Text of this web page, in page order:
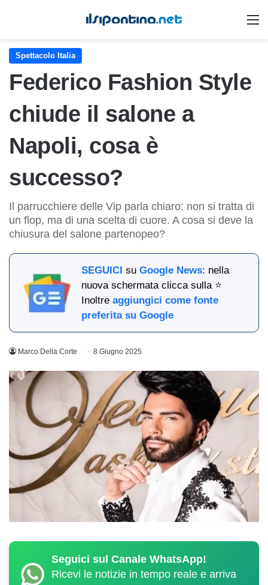
Spettacolo Italia
Federico Fashion Style
chiude il salone a
Napoli, cosa è
successo?
Il parrucchiere delle Vip parla chiaro: non si tratta di
un flop, ma di una scelta di cuore. A cosa si deve la
chiusura del salone partenopeo?
SEGUICI suGoogle News: nella
nuova schermata clicca sulla ⭐
Inoltreaggiungici come fonte
preferita su Google
Marco Della Corte 8 Giugno 2025
Seguici sul Canale WhatsApp!
Ricevi le notizie in tempo reale e arriva